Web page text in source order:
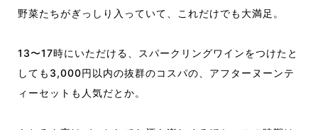
野菜たちがぎっしり入っていて、これだけでも大満足。
13〜17時にいただける、スパークリングワインをつけたと
しても3,000円以内の抜群のコスパの、アフターヌーンテ
ィーセットも人気だとか。